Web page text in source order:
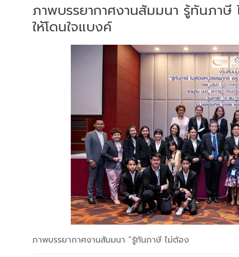
ภาพบรรยากาศงานสัมมนา รู้ทันภาษี
ให้โดนใจแบงค์
ภาพบรรยากาศงานสัมมนา “รู้ทันภาษี ไม่ต้อง